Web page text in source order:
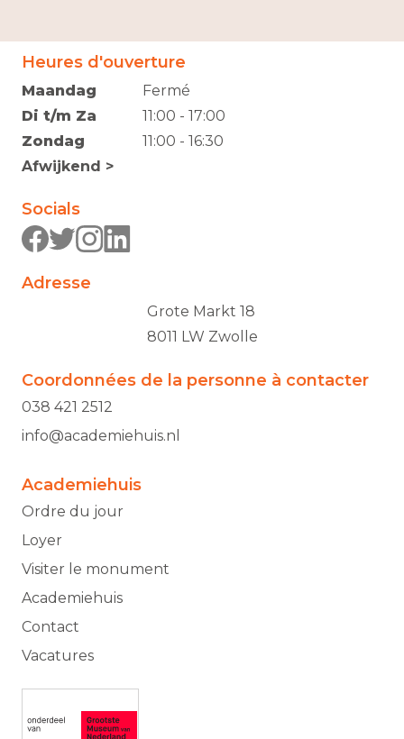
Heures d'ouverture
Maandag
Di t/m Za
Zondag
Afwijkend >
Fermé
11:00 - 17:00
11:00 - 16:30
Socials
Adresse
Grote Markt 18
8011 LW Zwolle
Coordonnées de la personne à contacter
038 421 2512
info@academiehuis.nl
Academiehuis
Ordre du jour
Loyer
Visiter le monument
Academiehuis
Contact
Vacatures